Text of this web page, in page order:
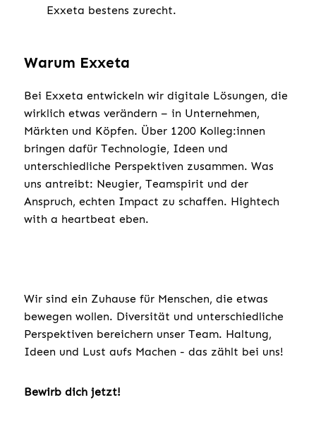
Exxeta bestens zurecht.
Warum Exxeta
Bei Exxeta entwickeln wir digitale Lösungen, die
wirklich etwas verändern – in Unternehmen,
Märkten und Köpfen. Über 1200 Kolleg:innen
bringen dafür Technologie, Ideen und
unterschiedliche Perspektiven zusammen. Was
uns antreibt: Neugier, Teamspirit und der
Anspruch, echten Impact zu schaffen. Hightech
with a heartbeat eben.
Wir sind ein Zuhause für Menschen, die etwas
bewegen wollen. Diversität und unterschiedliche
Perspektiven bereichern unser Team. Haltung,
Ideen und Lust aufs Machen - das zählt bei uns!
Bewirb dich jetzt!